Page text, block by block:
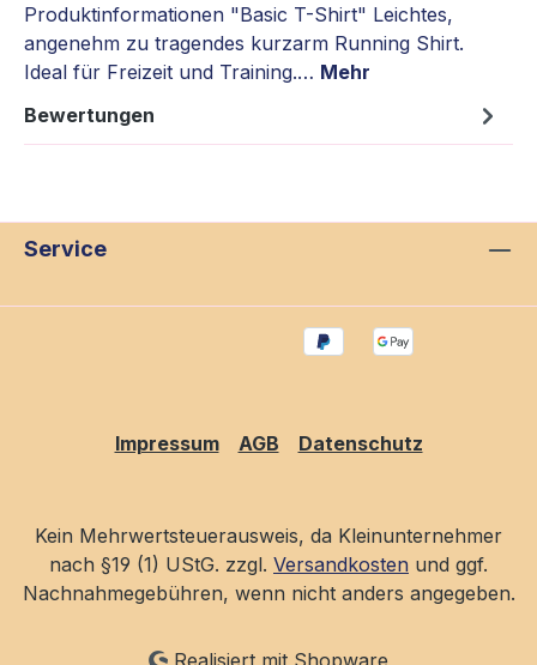
Produktinformationen "Basic T-Shirt" Leichtes,
angenehm zu tragendes kurzarm Running Shirt.
Ideal für Freizeit und Training.… Mehr
Bewertungen
Service
Impressum AGB Datenschutz
Kein Mehrwertsteuerausweis, da Kleinunternehmer
nach §19 (1) UStG. zzgl. Versandkosten und ggf.
Nachnahmegebühren, wenn nicht anders angegeben.